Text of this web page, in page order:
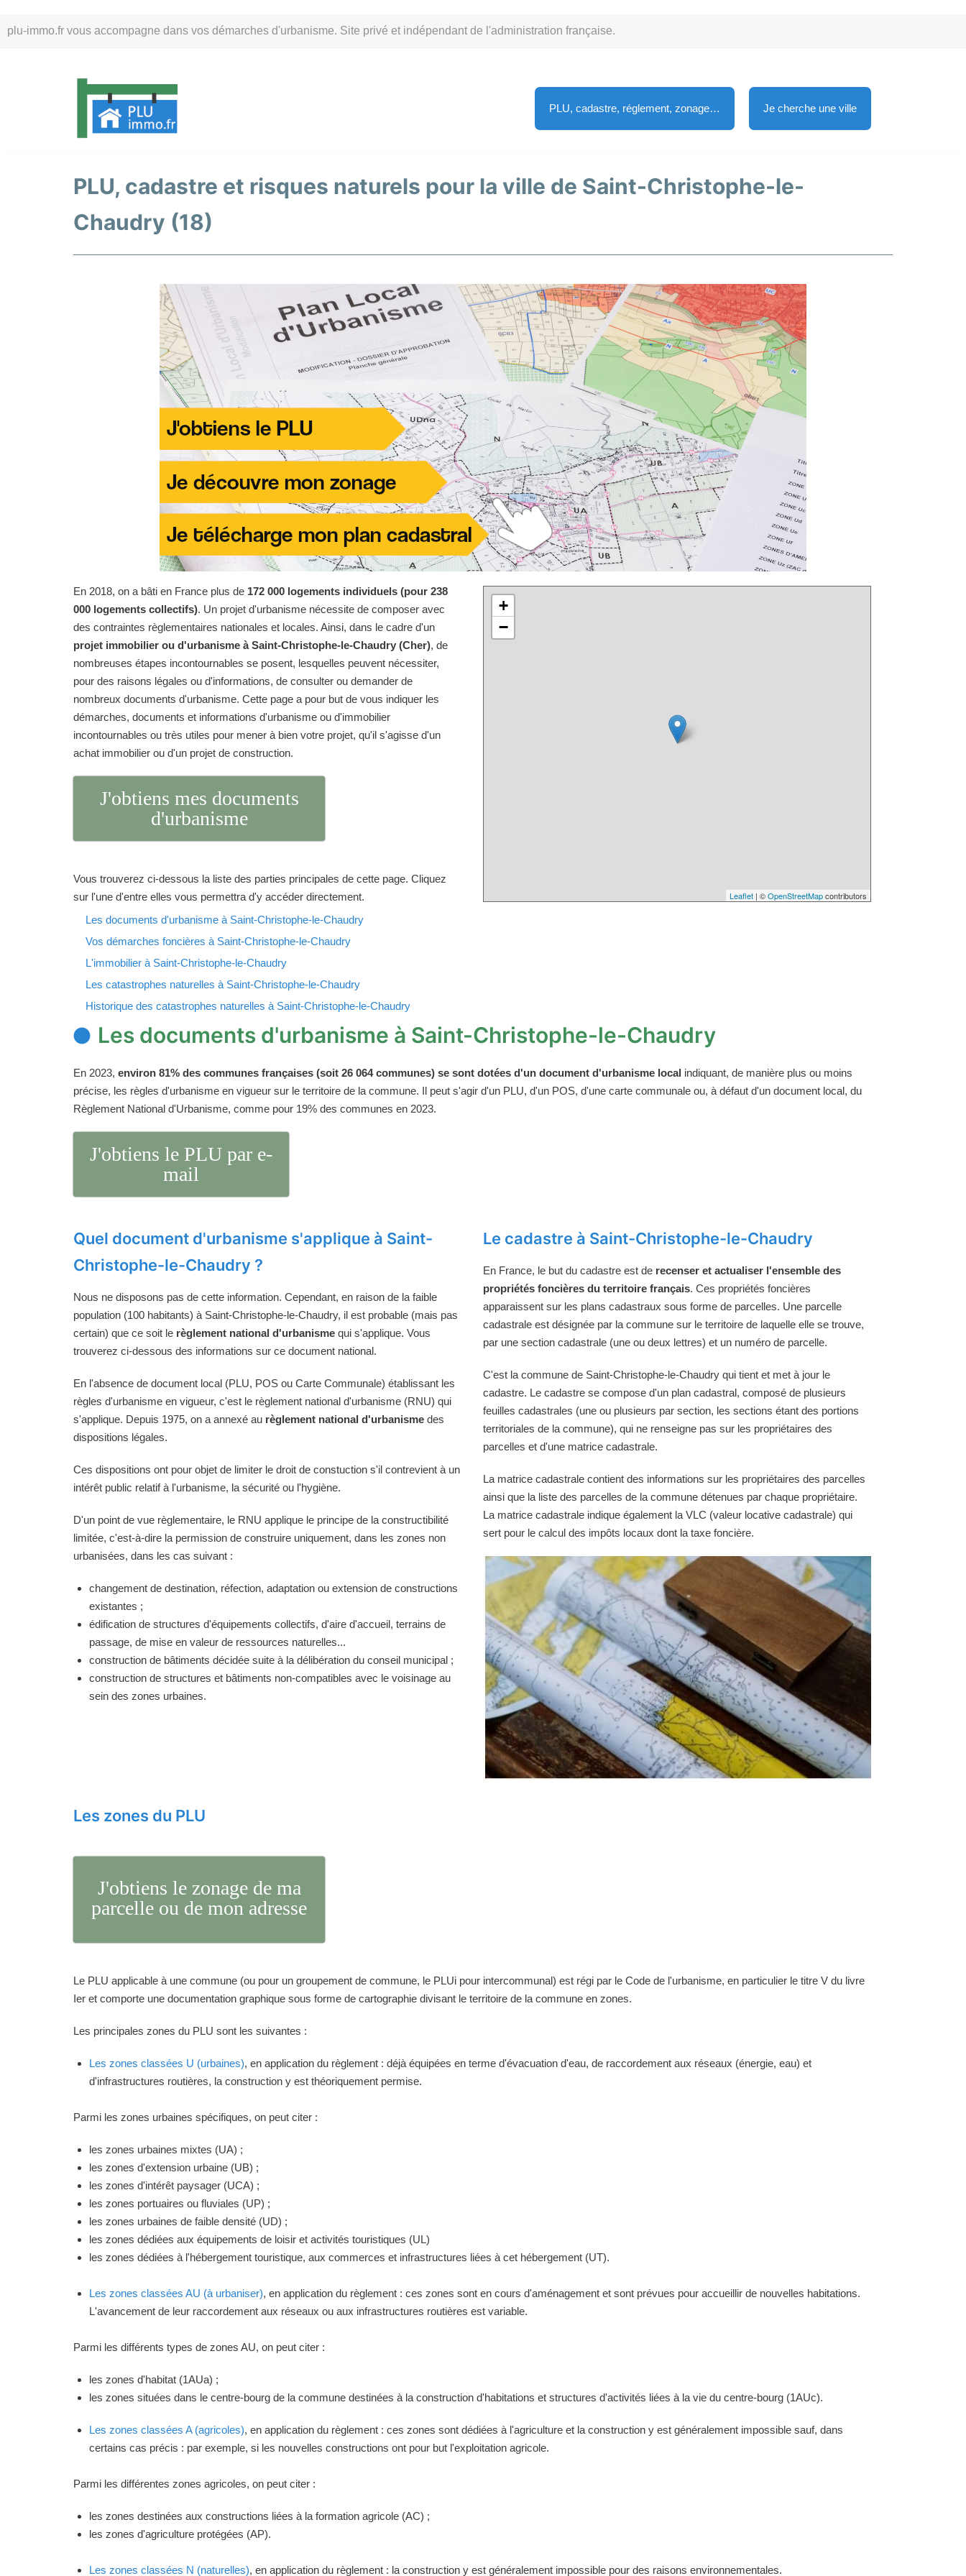
plu-immo.fr vous accompagne dans vos démarches d'urbanisme. Site privé et indépendant de l'administration française.
au
PLU, cadastre, réglement, zonage… Je cherche une ville
PLU, cadastre et risques naturels pour la ville de Saint-Christophe-le-
Chaudry (18)
En 2018, on a bâti en France plus de 172 000 logements individuels (pour 238
000 logements collectifs). Un projet d'urbanisme nécessite de composer avec
des contraintes règlementaires nationales et locales. Ainsi, dans le cadre d'un
projet immobilier ou d'urbanisme à Saint-Christophe-le-Chaudry (Cher), de
nombreuses étapes incontournables se posent, lesquelles peuvent nécessiter,
pour des raisons légales ou d'informations, de consulter ou demander de
nombreux documents d'urbanisme. Cette page a pour but de vous indiquer les
démarches, documents et informations d'urbanisme ou d'immobilier
incontournables ou très utiles pour mener à bien votre projet, qu'il s'agisse d'un
achat immobilier ou d'un projet de construction.
J'obtiens mes documents
d'urbanisme
Vous trouverez ci-dessous la liste des parties principales de cette page. Cliquez
sur l'une d'entre elles vous permettra d'y accéder directement.
Les documents d'urbanisme à Saint-Christophe-le-Chaudry
Vos démarches foncières à Saint-Christophe-le-Chaudry
L'immobilier à Saint-Christophe-le-Chaudry
Les catastrophes naturelles à Saint-Christophe-le-Chaudry
Historique des catastrophes naturelles à Saint-Christophe-le-Chaudry
+
−
Leaflet | ©OpenStreetMapcontributors
Les documents d'urbanisme à Saint-Christophe-le-Chaudry
En 2023, environ 81% des communes françaises (soit 26 064 communes) se sont dotées d'un document d'urbanisme local indiquant, de manière plus ou moins
précise, les règles d'urbanisme en vigueur sur le territoire de la commune. Il peut s'agir d'un PLU, d'un POS, d'une carte communale ou, à défaut d'un document local, du
Règlement National d'Urbanisme, comme pour 19% des communes en 2023.
J'obtiens le PLU par e-
mail
Quel document d'urbanisme s'applique à Saint-
Christophe-le-Chaudry ?
Nous ne disposons pas de cette information. Cependant, en raison de la faible
population (100 habitants) à Saint-Christophe-le-Chaudry, il est probable (mais pas
certain) que ce soit le règlement national d'urbanisme qui s'applique. Vous
trouverez ci-dessous des informations sur ce document national.
En l'absence de document local (PLU, POS ou Carte Communale) établissant les
règles d'urbanisme en vigueur, c'est le règlement national d'urbanisme (RNU) qui
s'applique. Depuis 1975, on a annexé au règlement national d'urbanisme des
dispositions légales.
Ces dispositions ont pour objet de limiter le droit de constuction s'il contrevient à un
intérêt public relatif à l'urbanisme, la sécurité ou l'hygiène.
D'un point de vue règlementaire, le RNU applique le principe de la constructibilité
limitée, c'est-à-dire la permission de construire uniquement, dans les zones non
urbanisées, dans les cas suivant :
changement de destination, réfection, adaptation ou extension de constructions
existantes ;
édification de structures d'équipements collectifs, d'aire d'accueil, terrains de
passage, de mise en valeur de ressources naturelles...
construction de bâtiments décidée suite à la délibération du conseil municipal ;
construction de structures et bâtiments non-compatibles avec le voisinage au
sein des zones urbaines.
Le cadastre à Saint-Christophe-le-Chaudry
En France, le but du cadastre est de recenser et actualiser l'ensemble des
propriétés foncières du territoire français. Ces propriétés foncières
apparaissent sur les plans cadastraux sous forme de parcelles. Une parcelle
cadastrale est désignée par la commune sur le territoire de laquelle elle se trouve,
par une section cadastrale (une ou deux lettres) et un numéro de parcelle.
C'est la commune de Saint-Christophe-le-Chaudry qui tient et met à jour le
cadastre. Le cadastre se compose d'un plan cadastral, composé de plusieurs
feuilles cadastrales (une ou plusieurs par section, les sections étant des portions
territoriales de la commune), qui ne renseigne pas sur les propriétaires des
parcelles et d'une matrice cadastrale.
La matrice cadastrale contient des informations sur les propriétaires des parcelles
ainsi que la liste des parcelles de la commune détenues par chaque propriétaire.
La matrice cadastrale indique également la VLC (valeur locative cadastrale) qui
sert pour le calcul des impôts locaux dont la taxe foncière.
Les zones du PLU
J'obtiens le zonage de ma
parcelle ou de mon adresse
Le PLU applicable à une commune (ou pour un groupement de commune, le PLUi pour intercommunal) est régi par le Code de l'urbanisme, en particulier le titre V du livre
Ier et comporte une documentation graphique sous forme de cartographie divisant le territoire de la commune en zones.
Les principales zones du PLU sont les suivantes :
Les zones classées U (urbaines), en application du règlement : déjà équipées en terme d'évacuation d'eau, de raccordement aux réseaux (énergie, eau) et
d'infrastructures routières, la construction y est théoriquement permise.
Parmi les zones urbaines spécifiques, on peut citer :
les zones urbaines mixtes (UA) ;
les zones d'extension urbaine (UB) ;
les zones d'intérêt paysager (UCA) ;
les zones portuaires ou fluviales (UP) ;
les zones urbaines de faible densité (UD) ;
les zones dédiées aux équipements de loisir et activités touristiques (UL)
les zones dédiées à l'hébergement touristique, aux commerces et infrastructures liées à cet hébergement (UT).
Les zones classées AU (à urbaniser), en application du règlement : ces zones sont en cours d'aménagement et sont prévues pour accueillir de nouvelles habitations.
L'avancement de leur raccordement aux réseaux ou aux infrastructures routières est variable.
Parmi les différents types de zones AU, on peut citer :
les zones d'habitat (1AUa) ;
les zones situées dans le centre-bourg de la commune destinées à la construction d'habitations et structures d'activités liées à la vie du centre-bourg (1AUc).
Les zones classées A (agricoles), en application du règlement : ces zones sont dédiées à l'agriculture et la construction y est généralement impossible sauf, dans
certains cas précis : par exemple, si les nouvelles constructions ont pour but l'exploitation agricole.
Parmi les différentes zones agricoles, on peut citer :
les zones destinées aux constructions liées à la formation agricole (AC) ;
les zones d'agriculture protégées (AP).
Les zones classées N (naturelles), en application du règlement : la construction y est généralement impossible pour des raisons environnementales.